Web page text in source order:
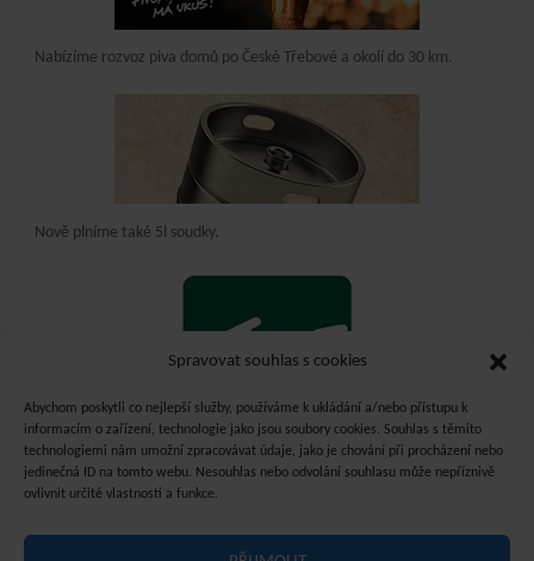
Spravovat souhlas s cookies
Abychom poskytli co nejlepší služby, používáme k ukládání a/nebo přístupu k
informacím o zařízení, technologie jako jsou soubory cookies. Souhlas s těmito
technologiemi nám umožní zpracovávat údaje, jako je chování při procházení nebo
jedinečná ID na tomto webu. Nesouhlas nebo odvolání souhlasu může nepříznivě
ovlivnit určité vlastnosti a funkce.
Nabízíme rozvoz piva domů po České Třebové a okolí do 30 km.
Nově plníme také 5l soudky.